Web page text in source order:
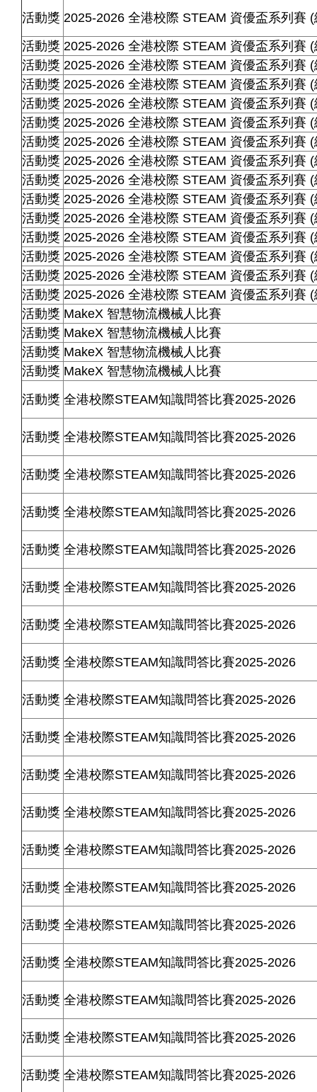
活動獎 2025-2026 全港校際 STEAM 資優盃系列賽
活動獎 2025-2026 全港校際 STEAM 資優盃系列賽
活動獎 2025-2026 全港校際 STEAM 資優盃系列賽
活動獎 2025-2026 全港校際 STEAM 資優盃系列賽 (
活動獎 2025-2026 全港校際 STEAM 資優盃系列賽 (
活動獎 2025-2026 全港校際 STEAM 資優盃系列賽 (
活動獎 2025-2026 全港校際 STEAM 資優盃系列賽
活動獎 2025-2026 全港校際 STEAM 資優盃系列賽
活動獎 2025-2026 全港校際 STEAM 資優盃系列賽
活動獎 2025-2026 全港校際 STEAM 資優盃系列賽
活動獎 2025-2026 全港校際 STEAM 資優盃系列賽
活動獎 2025-2026 全港校際 STEAM 資優盃系列賽
活動獎 2025-2026 全港校際 STEAM 資優盃系列賽
活動獎 2025-2026 全港校際 STEAM 資優盃系列賽
活動獎 2025-2026 全港校際 STEAM 資優盃系列賽
活動獎 MakeX 智慧物流機械人比賽
活動獎 MakeX 智慧物流機械人比賽
活動獎 MakeX 智慧物流機械人比賽
活動獎 MakeX 智慧物流機械人比賽
活動獎 全港校際STEAM知識問答比賽2025-2026
活動獎 全港校際STEAM知識問答比賽2025-2026
活動獎 全港校際STEAM知識問答比賽2025-2026
活動獎 全港校際STEAM知識問答比賽2025-2026
活動獎 全港校際STEAM知識問答比賽2025-2026
活動獎 全港校際STEAM知識問答比賽2025-2026
活動獎 全港校際STEAM知識問答比賽2025-2026
活動獎 全港校際STEAM知識問答比賽2025-2026
活動獎 全港校際STEAM知識問答比賽2025-2026
活動獎 全港校際STEAM知識問答比賽2025-2026
活動獎 全港校際STEAM知識問答比賽2025-2026
活動獎 全港校際STEAM知識問答比賽2025-2026
活動獎 全港校際STEAM知識問答比賽2025-2026
活動獎 全港校際STEAM知識問答比賽2025-2026
活動獎 全港校際STEAM知識問答比賽2025-2026
活動獎 全港校際STEAM知識問答比賽2025-2026
活動獎 全港校際STEAM知識問答比賽2025-2026
活動獎 全港校際STEAM知識問答比賽2025-2026
活動獎 全港校際STEAM知識問答比賽2025-2026